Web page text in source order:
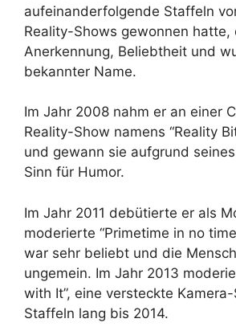
aufeinanderfolgende Staffeln
Reality-Shows gewonnen hatte,
Anerkennung, Beliebtheit und
bekannter Name.
Im Jahr 2008 nahm er an einer
Reality-Show namens “Reality
und gewann sie aufgrund
Sinn für Humor.
Im Jahr 2011 debütierte er als
moderierte “Primetime in no
war sehr beliebt und die
ungemein. Im Jahr 2013
with It”, eine versteckte
Staffeln lang bis 2014.